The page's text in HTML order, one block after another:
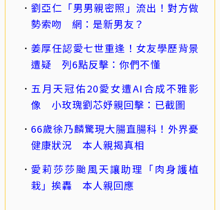
劉亞仁「男男親密照」流出！對方做
勢索吻 網：是新男友？
姜厚任認愛七世重逢！女友學歷背景
遭疑 列6點反擊：你們不懂
五月天冠佑20愛女遭AI合成不雅影
像 小玫瑰劉芯妤親回擊：已截圖
66歲徐乃麟驚現大腸直腸科！外界憂
健康狀況 本人親揭真相
愛莉莎莎颱風天讓助理「肉身護植
栽」挨轟 本人親回應